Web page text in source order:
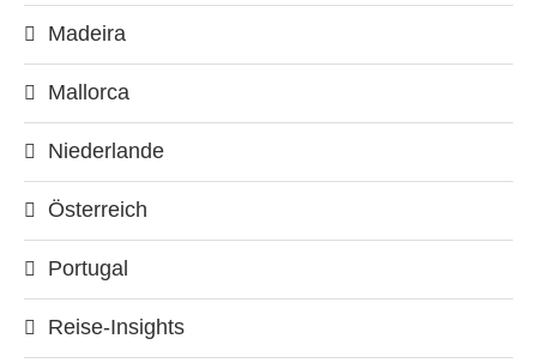
Madeira
Mallorca
Niederlande
Österreich
Portugal
Reise-Insights